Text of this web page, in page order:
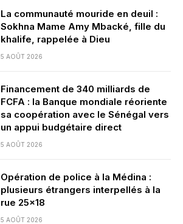
La communauté mouride en deuil :
Sokhna Mame Amy Mbacké, fille du
khalife, rappelée à Dieu
5 AOÛT 2026
Financement de 340 milliards de
FCFA : la Banque mondiale réoriente
sa coopération avec le Sénégal vers
un appui budgétaire direct
5 AOÛT 2026
Opération de police à la Médina :
plusieurs étrangers interpellés à la
rue 25×18
5 AOÛT 2026